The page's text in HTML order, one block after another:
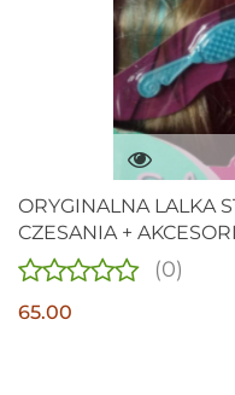
ORYGINALNA LALKA
CZESANIA +
(0)
65.00